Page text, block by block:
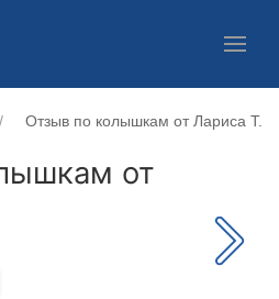
Отзыв по колышкам от Лариса Т.
от